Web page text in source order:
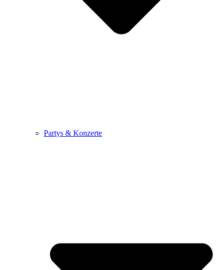
Partys & Konzerte